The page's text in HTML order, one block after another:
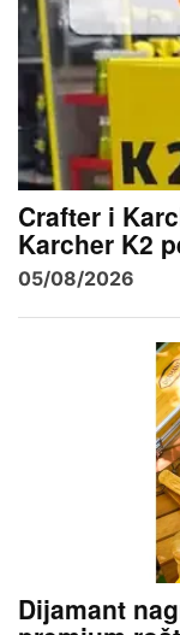
Crafter i
Karcher K2
05/08/2026
Dijamant